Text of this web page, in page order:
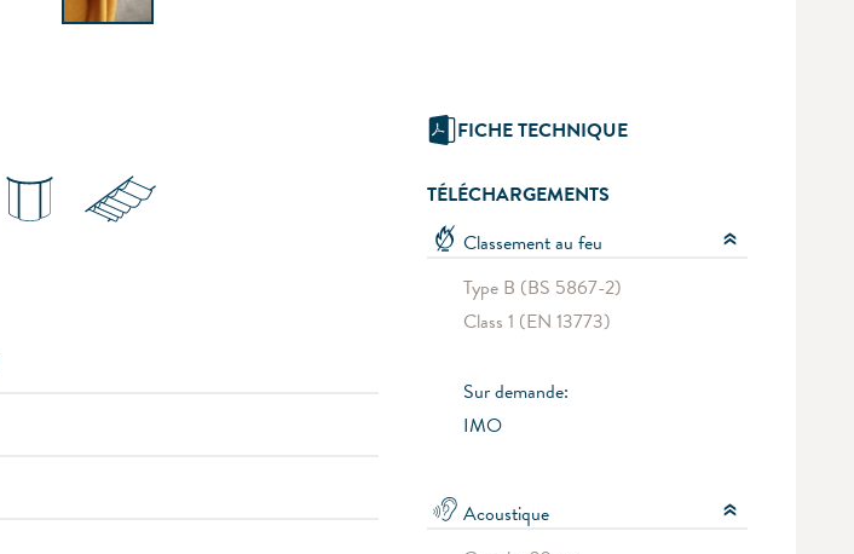
FICHE TECHNIQUE
TÉLÉCHARGEMENTS
Classement au feu
Type B (BS 5867-2)
Class 1 (EN 13773)
Sur demande:
IMO
Acoustique